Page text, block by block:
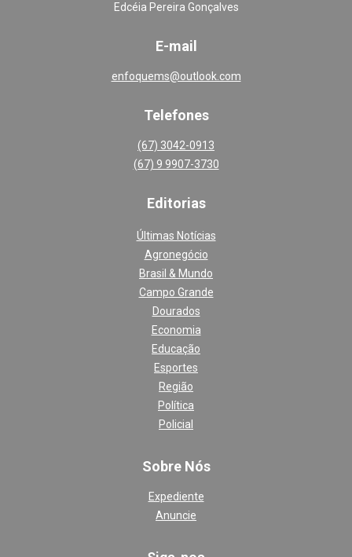
Edcéia Pereira Gonçalves
E-mail
enfoquems@outlook.com
Telefones
(67) 3042-0913
(67) 9 9907-3730
Editorias
Últimas Notícias
Agronegócio
Brasil & Mundo
Campo Grande
Dourados
Economia
Educação
Esportes
Região
Política
Policial
Sobre Nós
Expediente
Anuncie